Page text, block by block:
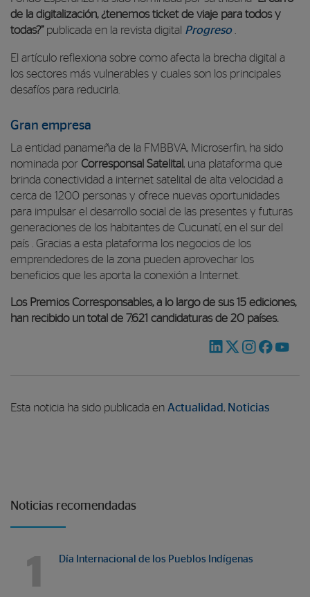
de la digitalización, ¿tenemos ticket de viaje para todos y
todas?”publicada en la revista digital Progreso.
El artículo reflexiona sobre como afecta la brecha digital a
los sectores más vulnerables y cuales son los principales
desafíos para reducirla.
Gran empresa
La entidad panameña de la FMBBVA, Microserfin, ha sido
nominada por Corresponsal Satelital, una plataforma que
brinda conectividad a internet satelital de alta velocidad a
cerca de 1200 personas y ofrece nuevas oportunidades
para impulsar el desarrollo social de las presentes y futuras
generaciones de los habitantes de Cucunatí, en el sur del
país . Gracias a esta plataforma los negocios de los
emprendedores de la zona pueden aprovechar los
beneficios que les aporta la conexión a Internet.
Los Premios Corresponsables, a lo largo de sus 15 ediciones,
han recibido un total de 7.621 candidaturas de 20 países.
Esta noticia ha sido publicada en Actualidad, Noticias
Noticias recomendadas
1 Día Internacional de los Pueblos Indígenas